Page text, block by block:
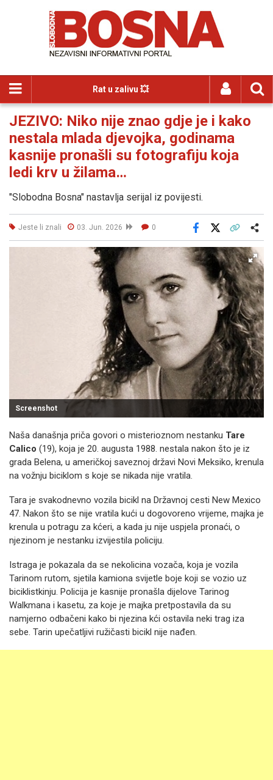
Rat u zalivu 💥
JEZIVO: Niko nije znao gdje je i kako
nestala mlada djevojka, godinama
kasnije pronašli su fotografiju koja
ledi krv u žilama…
"Slobodna Bosna" nastavlja serijal iz povijesti.
Jeste li znali 03. Jun. 2026 0
Facebook
Screenshot
Naša današnja priča govori o misterioznom nestanku Tare
Calico (19), koja je 20. augusta 1988. nestala nakon što je iz
grada Belena, u američkoj saveznoj državi Novi Meksiko, krenula
na vožnju biciklom s koje se nikada nije vratila.
Tara je svakodnevno vozila bicikl na Državnoj cesti New Mexico
47. Nakon što se nije vratila kući u dogovoreno vrijeme, majka je
krenula u potragu za kćeri, a kada ju nije uspjela pronaći, o
njezinom je nestanku izvijestila policiju.
Istraga je pokazala da se nekolicina vozača, koja je vozila
Tarinom rutom, sjetila kamiona svijetle boje koji se vozio uz
biciklistkinju. Policija je kasnije pronašla dijelove Tarinog
Walkmana i kasetu, za koje je majka pretpostavila da su
namjerno odbačeni kako bi njezina kći ostavila neki trag iza
sebe. Tarin upečatljivi ružičasti bicikl nije nađen.